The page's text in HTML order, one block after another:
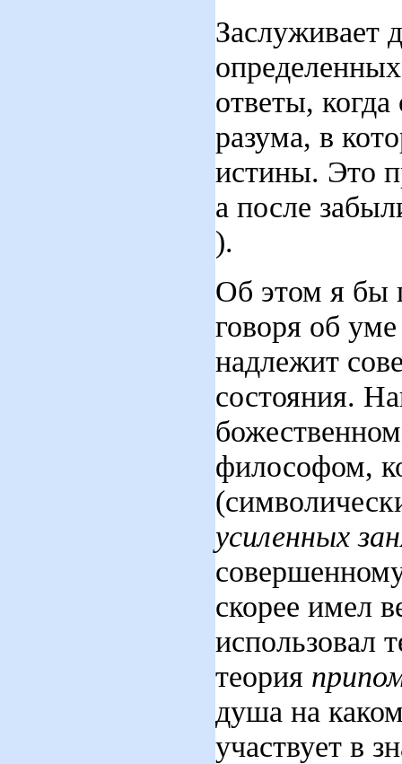
Заслуживает
ответы,
разума, в
истины. Это
а после
).
Об этом я бы
говоря об
надлежит
состояния.
философом,
усиленных
скорее имел
использовал
теория
душа на
участвует в